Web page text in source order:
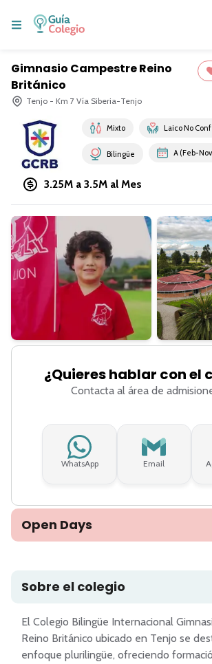
Gimnasio Campestre Reino
Británico
Tenjo - Km 7 Vía Siberia-Tenjo
Mixto Laico No
Bilingüe A (Feb-
3.25M a 3.5M al Mes
¿Quieres hablar con el
Contacta al área de
WhatsApp Email
Open Days
Sobre el colegio
El Colegio Bilingüe Internacional
Reino Británico ubicado en Tenjo se
enfoque plurilingüe, ofreciendo